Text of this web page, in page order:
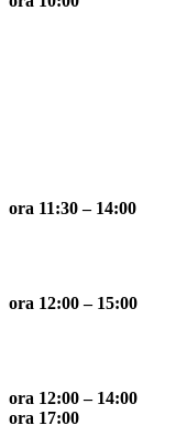
ora 11:30 – 14:00
ora 12:00 – 15:00
ora 12:00 – 14:00
ora 17:00